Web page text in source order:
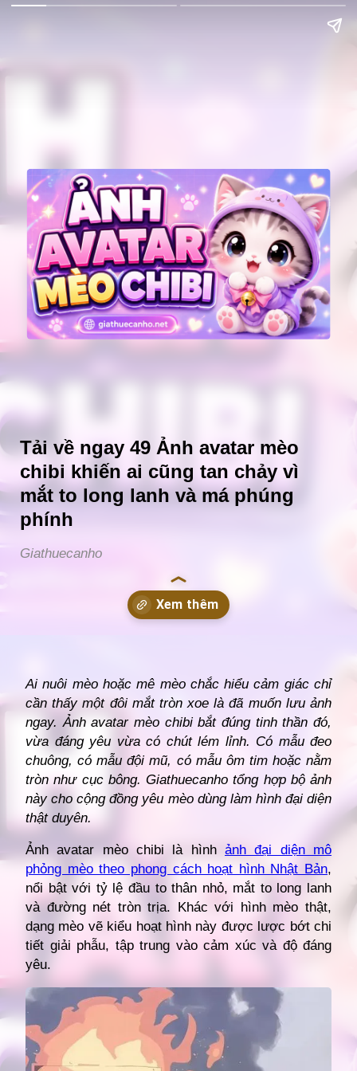
Tải về ngay 49 Ảnh avatar mèo
chibi khiến ai cũng tan chảy vì
mắt to long lanh và má phúng
phính
Giathuecanho
Ai nuôi mèo hoặc mê mèo chắc hiểu cảm giác chỉ
cần thấy một đôi mắt tròn xoe là đã muốn lưu ảnh
ngay. Ảnh avatar mèo chibi bắt đúng tinh thần đó,
vừa đáng yêu vừa có chút lém lỉnh. Có mẫu đeo
chuông, có mẫu đội mũ, có mẫu ôm tim hoặc nằm
tròn như cục bông. Giathuecanho tổng hợp bộ ảnh
này cho cộng đồng yêu mèo dùng làm hình đại diện
thật duyên.
Ảnh avatar mèo chibi là hình ảnh đại diện mô
phỏng mèo theo phong cách hoạt hình Nhật Bản,
nổi bật với tỷ lệ đầu to thân nhỏ, mắt to long lanh
và đường nét tròn trịa. Khác với hình mèo thật,
dạng mèo vẽ kiểu hoạt hình này được lược bớt chi
tiết giải phẫu, tập trung vào cảm xúc và độ đáng
yêu.